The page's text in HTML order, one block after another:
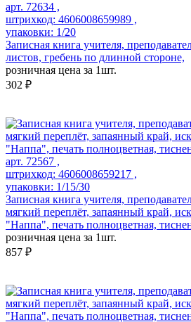
арт. 72634 ,
штрихкод: 4606008659989 ,
упаковки: 1/20
Записная книга учителя,
листов, гребень по длинной стороне,
розничная цена за 1шт.
302 ₽
арт. 72567 ,
штрихкод: 4606008659217 ,
упаковки: 1/15/30
Записная книга учителя,
мягкий переплёт, запаянный край,
"Наппа", печать полноцветная,
розничная цена за 1шт.
857 ₽